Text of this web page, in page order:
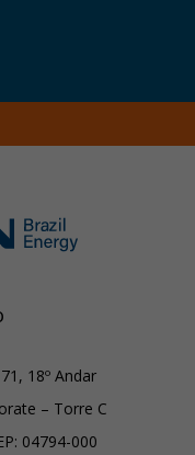
18º Andar
– Torre C
04794-000